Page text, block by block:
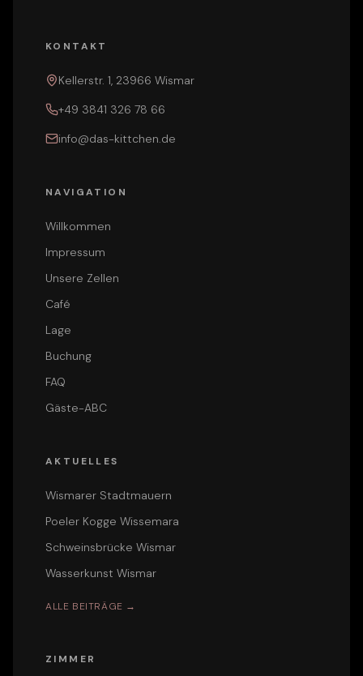
KONTAKT
Kellerstr. 1, 23966 Wismar
+49 3841 326 78 66
info@das-kittchen.de
NAVIGATION
Willkommen
Impressum
Unsere Zellen
Café
Lage
Buchung
FAQ
Gäste-ABC
AKTUELLES
Wismarer Stadtmauern
Poeler Kogge Wissemara
Schweinsbrücke Wismar
Wasserkunst Wismar
ALLE BEITRÄGE →
ZIMMER